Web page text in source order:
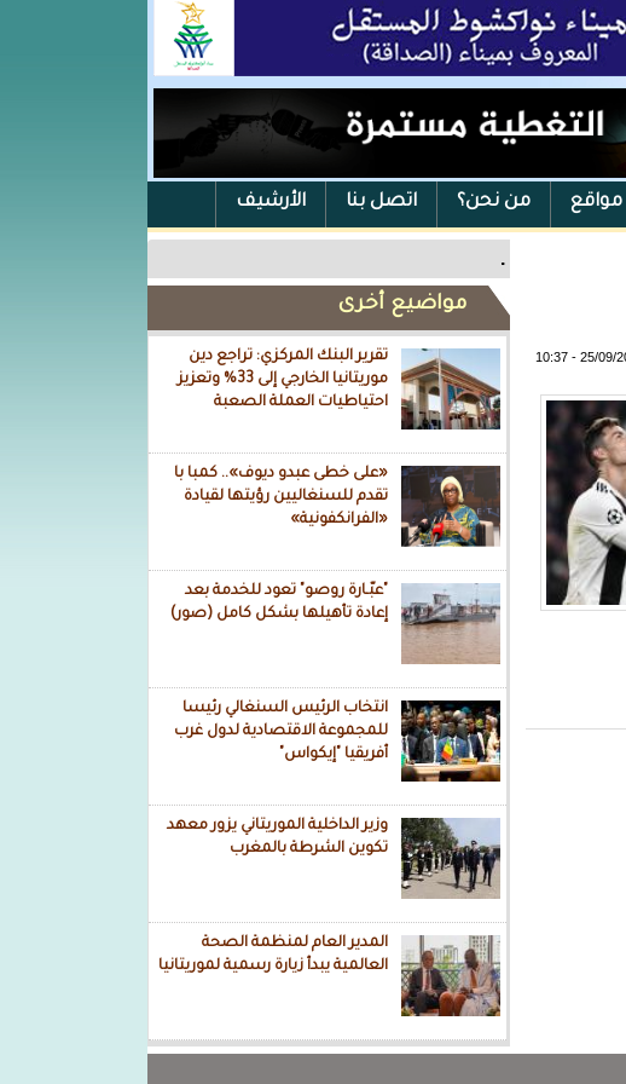
مواقع من نحن؟ اتصل بنا الأرشيف
.
مواضيع أخرى
تقرير البنك المركزي: تراجع دين
موريتانيا الخارجي إلى 33% وتعزيز
احتياطيات العملة الصعبة
«على خطى عبدو ديوف».. كمبا با
تقدم للسنغاليين رؤيتها لقيادة
«الفرانكفونية»
"عبّـارة روصو" تعود للخدمة بعد
إعادة تأهيلها بشكل كامل (صور)
انتخاب الرئيس السنغالي رئيسا
للمجموعة الاقتصادية لدول غرب
أفريقيا "إيكواس"
وزير الداخلية الموريتاني يزور معهد
تكوين الشرطة بالمغرب
المدير العام لمنظمة الصحة
العالمية يبدأ زيارة رسمية لموريتانيا